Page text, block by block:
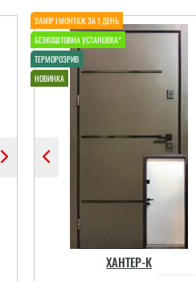
ХАНТЕР-К